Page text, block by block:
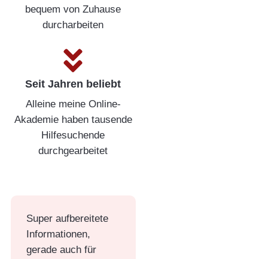
bequem von Zuhause
durcharbeiten
Seit Jahren beliebt
Alleine meine Online-
Akademie haben tausende
Hilfesuchende
durchgearbeitet
Super aufbereitete
Informationen,
gerade auch für